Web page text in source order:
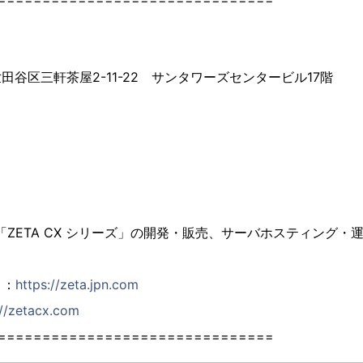
区三軒茶屋2-11-22 サンタワーズセンタービル17階
CX シリーズ」の開発・販売、サーバホスティング・
https://zeta.jpn.com
zetacx.com